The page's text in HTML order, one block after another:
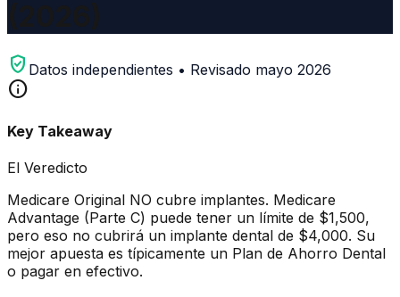
verified_user Datos independientes • Revisado mayo 2026
info
Key Takeaway
El Veredicto
Medicare Original NO cubre implantes. Medicare
Advantage (Parte C) puede tener un límite de $1,500,
pero eso no cubrirá un implante dental de $4,000. Su
mejor apuesta es típicamente un Plan de Ahorro Dental
o pagar en efectivo.